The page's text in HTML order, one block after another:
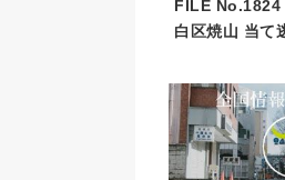
FILE No.1824
白区焼山 当て